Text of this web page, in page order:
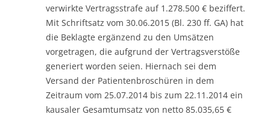
verwirkte Vertragsstrafe auf 1.278.500 € beziffert.
Mit Schriftsatz vom 30.06.2015 (Bl. 230 ff. GA) hat
die Beklagte ergänzend zu den Umsätzen
vorgetragen, die aufgrund der Vertragsverstöße
generiert worden seien. Hiernach sei dem
Versand der Patientenbroschüren in dem
Zeitraum vom 25.07.2014 bis zum 22.11.2014 ein
kausaler Gesamtumsatz von netto 85.035,65 €